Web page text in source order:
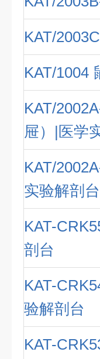
KAT/
KAT/1004
KAT/
屉）|医学
KAT/
实验解剖台
KAT-
剖台
KAT-
验解剖台
KAT-